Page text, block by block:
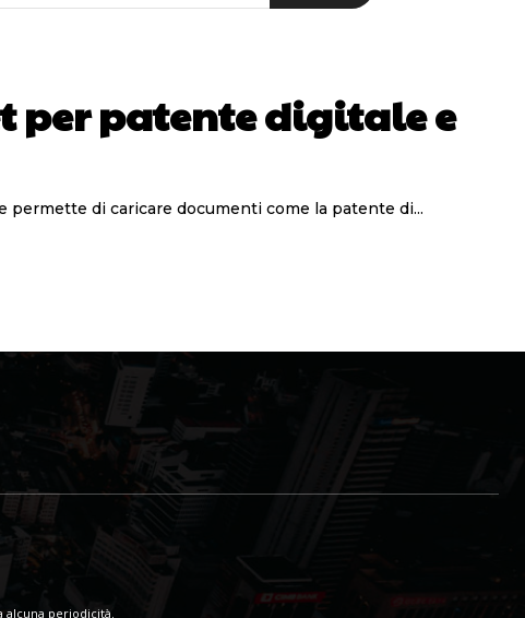
per patente digitale e
di caricare documenti come la patente di...
alcuna periodicità.